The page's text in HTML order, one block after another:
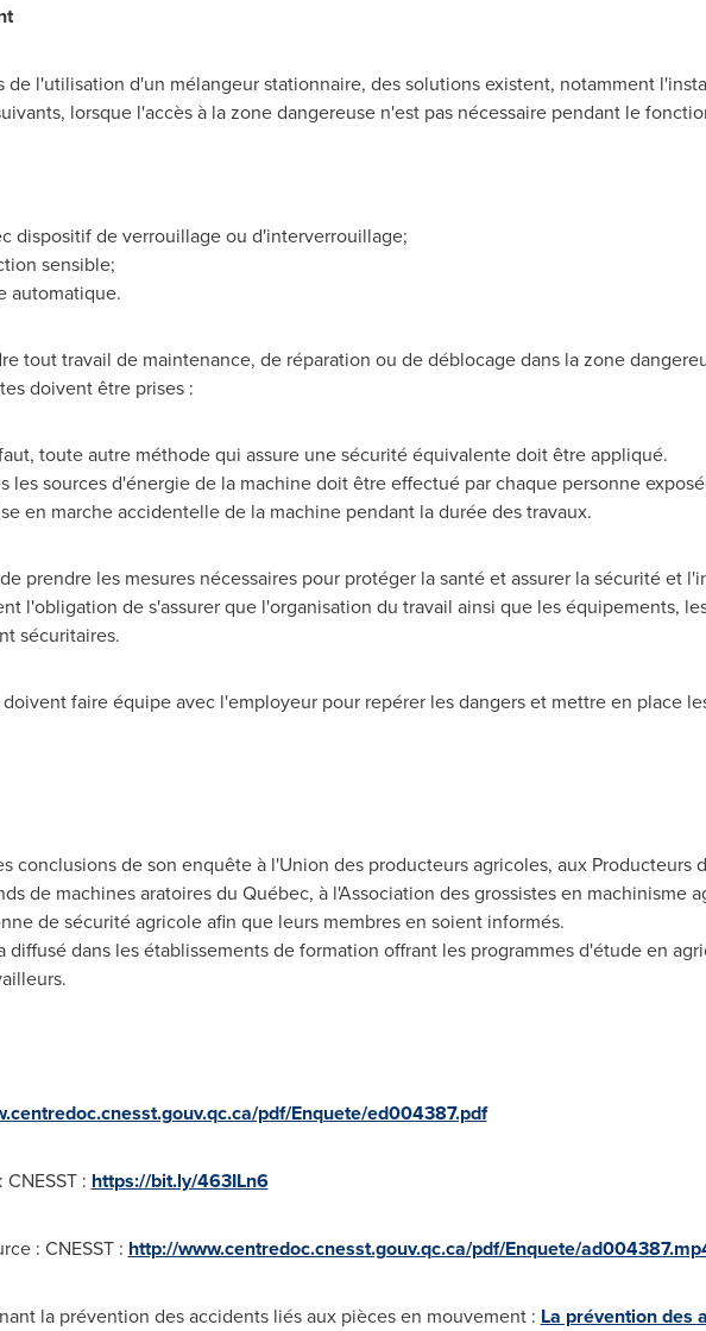
de l'utilisation d'un mélangeur stationnaire, des solutions existent, notamment
lorsque l'accès à la zone dangereuse n'est pas néces­saire pendant le
dispositif de verrouillage ou d'interverrouillage;
sensible;
automatique.
tout travail de maintenance, de réparation ou de déblocage dans la zone
doivent être prises :
toute autre méthode qui assure une sécurité équivalente doit être appliqué.
les sources d'énergie de la machine doit être effectué par chaque personne
en marche accidentelle de la machine pendant la durée des travaux.
prendre les mesures nécessaires pour protéger la santé et assurer la sécurité et
l'obligation de s'assurer que l'organisation du travail ainsi que les équipements,
sécuritaires.
faire équipe avec l'employeur pour repérer les dangers et mettre en place
conclusions de son enquête à l'Union des producteurs agricoles, aux Producteurs
de machines aratoires du Québec, à l'Association des grossistes en machinisme
de sécurité agricole afin que leurs membres en soient informés.
diffusé dans les établissements de formation offrant les programmes d'étude en
pdf/Enquete/ed004387.pdf
: https://bit.ly/463ILn6
: CNESST : http://www.centredoc.cnesst.gouv.qc.ca/pdf/Enquete/
la prévention des accidents liés aux pièces en mouvement : La prévention des